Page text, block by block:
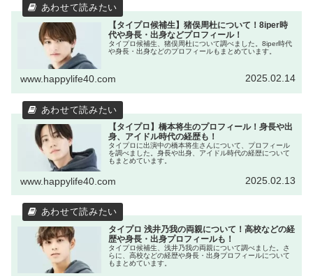
【タイプロ候補生】猪俣周杜について！8iper時
代や身長・出身などプロフィール！
タイプロ候補生、猪俣周杜について調べました。8iper時代
や身長・出身などのプロフィールもまとめています。
www.happylife40.com 2025.02.14
【タイプロ】橋本将生のプロフィール！身長や出
身、アイドル時代の経歴も！
タイプロに出演中の橋本将生さんについて、プロフィール
を調べました。身長や出身、アイドル時代の経歴について
もまとめています。
www.happylife40.com 2025.02.13
タイプロ 浅井乃我の両親について！高校などの経
歴や身長・出身プロフィールも！
タイプロ候補生、浅井乃我の両親について調べました。さ
らに、高校などの経歴や身長・出身プロフィールについて
もまとめています。